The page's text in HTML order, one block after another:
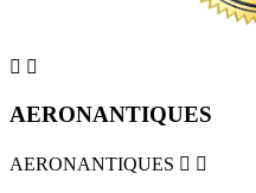
 
AERONANTIQUES
AERONANTIQUES  